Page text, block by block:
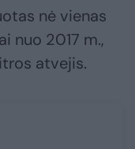
nė vienas
nuo 2017 m.,
atvejis.